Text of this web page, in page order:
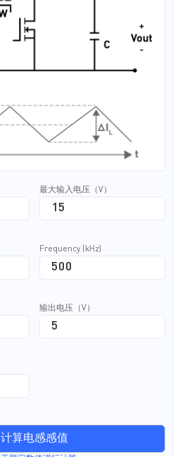
最大输入电压（V）
Frequency (kHz)
输出电压（V）
计算电感感值